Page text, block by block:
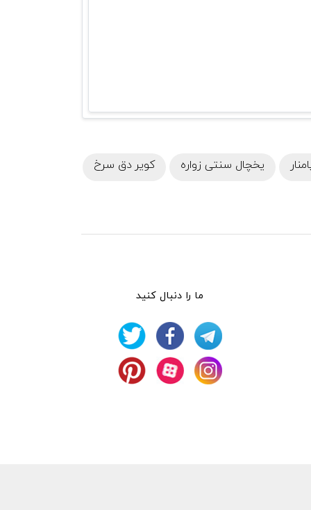
یخچال سنتی زواره کویر دق سرخ
ما را دنبال کنید